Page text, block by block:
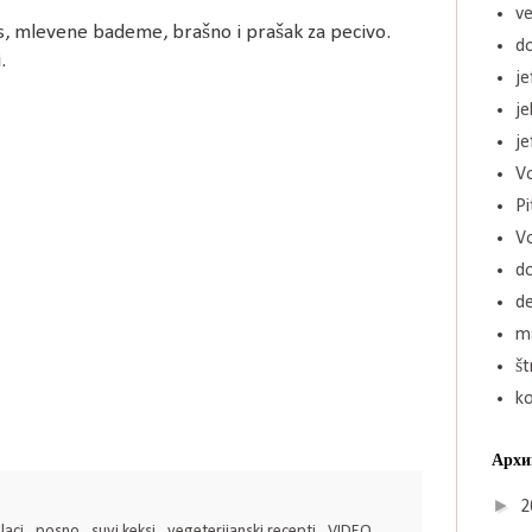
mlevene bademe, brašno i prašak za pecivo.
►